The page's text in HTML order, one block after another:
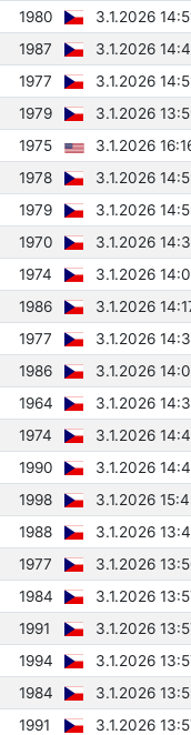
1980
3.1.2026
1987
3.1.2026
1977
3.1.2026
1979
3.1.2026
1975
3.1.2026
1978
3.1.2026
1979
3.1.2026
1970
3.1.2026
1974
3.1.2026
1986
3.1.2026
1977
3.1.2026
1986
3.1.2026
1964
3.1.2026
1974
3.1.2026
1990
3.1.2026
1998
3.1.2026
1988
3.1.2026
1977
3.1.2026
1984
3.1.2026
1991
3.1.2026
1994
3.1.2026
1984
3.1.2026
1991
3.1.2026